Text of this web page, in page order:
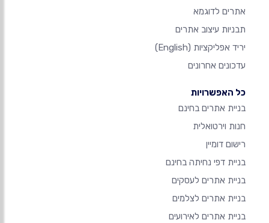
אתרים לדוגמא
תבניות עיצוב אתרים
יריד אפליקציות (English)
עדכונים אחרונים
כל האפשרויות
בניית אתרים בחינם
חנות וירטואלית
רישום דומיין
בניית דפי נחיתה בחינם
בניית אתרים לעסקים
בניית אתרים לצלמים
בניית אתרים לאירועים